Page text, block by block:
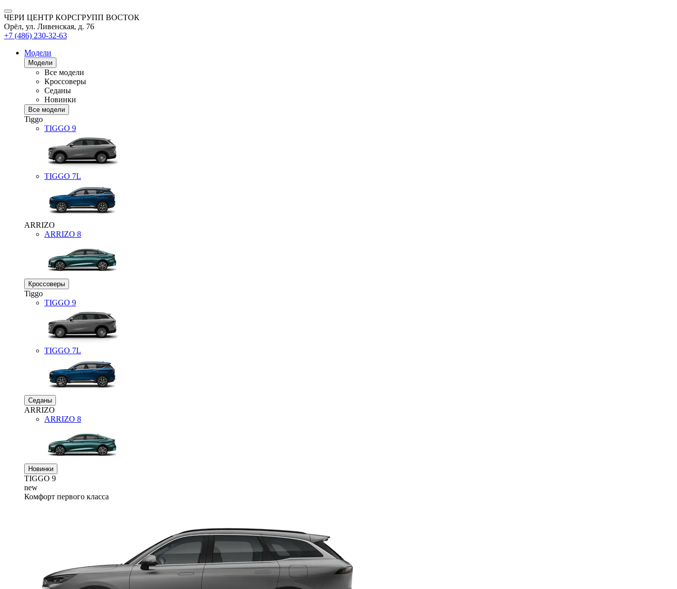
ЧЕРИ ЦЕНТР КОРСГРУПП ВОСТОК
Орёл, ул. Ливенская, д. 76
+7 (486) 230-32-63
Модели
Модели
Все модели
Кроссоверы
Седаны
Новинки
Все модели
Tiggo
TIGGO 9
TIGGO 7L
ARRIZO
ARRIZO 8
Кроссоверы
Tiggo
TIGGO 9
TIGGO 7L
Седаны
ARRIZO
ARRIZO 8
Новинки
TIGGO 9
new
Комфорт первого класса